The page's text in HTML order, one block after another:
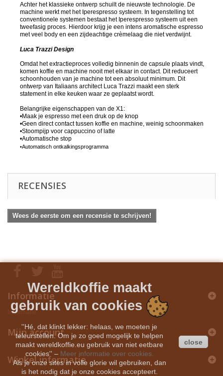
Achter het klassieke ontwerp schuilt de nieuwste technologie. De
machine werkt met het Iperespresso systeem. In tegenstelling tot
conventionele systemen bestaat het Iperespresso systeem uit een
tweefasig proces. Hierdoor krijg je een intens aromatische espresso
met veel body en een zijdeachtige crèmelaag die niet verdwijnt.
Luca Trazzi Design
Omdat het extractieproces volledig binnenin de capsule plaats vindt,
komen koffie en machine nooit met elkaar in contact. Dit reduceert
schoonhouden van je machine tot een absoluut minimum. Dit
ontwerp van Italiaans architect Luca Trazzi maakt een sterk
statement in elke keuken waar ze geplaatst wordt.
Belangrijke eigenschappen van de X1:
•Maak je espresso met een druk op de knop
•Geen direct contact tussen koffie en machine, weinig schoonmaken
•Stoompijp voor cappuccino of latte
•Automatische stop
•Automatisch ontkalkingsprogramma
RECENSIES
Wees de eerste om een recensie te schrijven!
Informatie
Informatie
Mijn account
Winkel informatie
Wereldkoffie maakt
gebruik van cookies
''Hé, dat klinkt lekker: helaas, we moeten je
teleurstellen. Om je zo goed mogelijk te helpen
maakt wereldkoffie.eu gebruik van niet eetbare
cookies'' – Meer informatie over cookies.
Als je onze sites in volle glorie wil gebruiken, dan
is het nodig dat je onze cookies accepteert.
close